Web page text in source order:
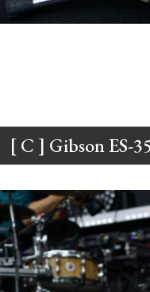
[ C ] Gibson ES-